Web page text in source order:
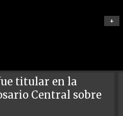
+
titular en la
Central sobre